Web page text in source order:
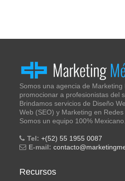
Somos una agencia de
promocionar a profesionistas del
Brindamos servicios de Diseño
Web (SEO) y Marketing en
Somos un equipo 100% Mexicano.
Tel: +(52) 55 1955 0087
E-mail:
Recursos